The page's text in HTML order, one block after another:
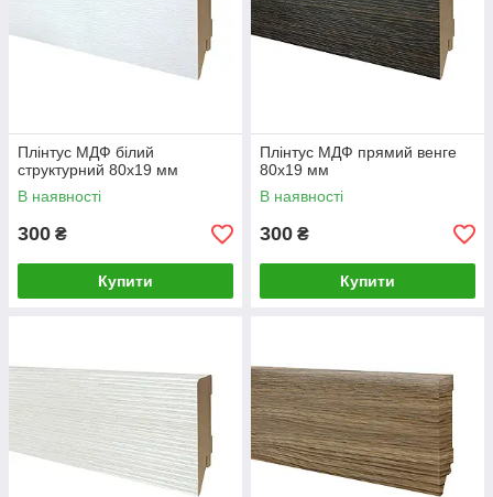
Плінтус МДФ білий
структурний 80х19 мм
В наявності
300 ₴
Купити
Плінтус МДФ прямий венге
80х19 мм
В наявності
300 ₴
Купити